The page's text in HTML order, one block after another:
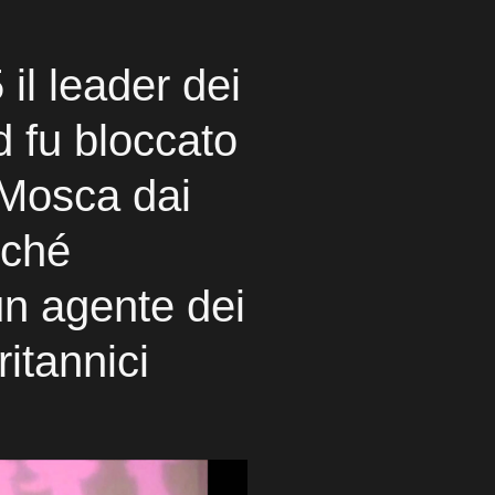
il leader dei
fu bloccato
dai
agente dei